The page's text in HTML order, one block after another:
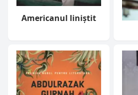
Americanul liniștit